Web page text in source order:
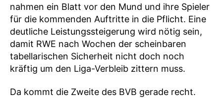
nahmen ein Blatt vor den Mund und ihre Spieler
für die kommenden Auftritte in die Pflicht. Eine
deutliche Leistungssteigerung wird nötig sein,
damit RWE nach Wochen der scheinbaren
tabellarischen Sicherheit nicht doch noch
kräftig um den Liga-Verbleib zittern muss.
Da kommt die Zweite des BVB gerade recht.